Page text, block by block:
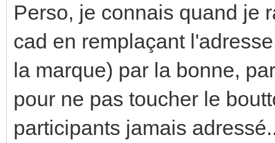
Perso, je connais quand je
cad en remplaçant
la marque) par la bonne,
pour ne pas toucher le
participants jamais